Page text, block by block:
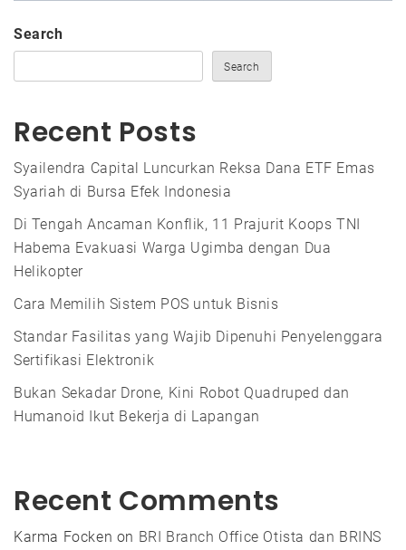
Search
Search
Recent Posts
Syailendra Capital Luncurkan Reksa Dana ETF Emas
Syariah di Bursa Efek Indonesia
Di Tengah Ancaman Konflik, 11 Prajurit Koops TNI
Habema Evakuasi Warga Ugimba dengan Dua
Helikopter
Cara Memilih Sistem POS untuk Bisnis
Standar Fasilitas yang Wajib Dipenuhi Penyelenggara
Sertifikasi Elektronik
Bukan Sekadar Drone, Kini Robot Quadruped dan
Humanoid Ikut Bekerja di Lapangan
Recent Comments
Karma Focken on BRI Branch Office Otista dan BRINS